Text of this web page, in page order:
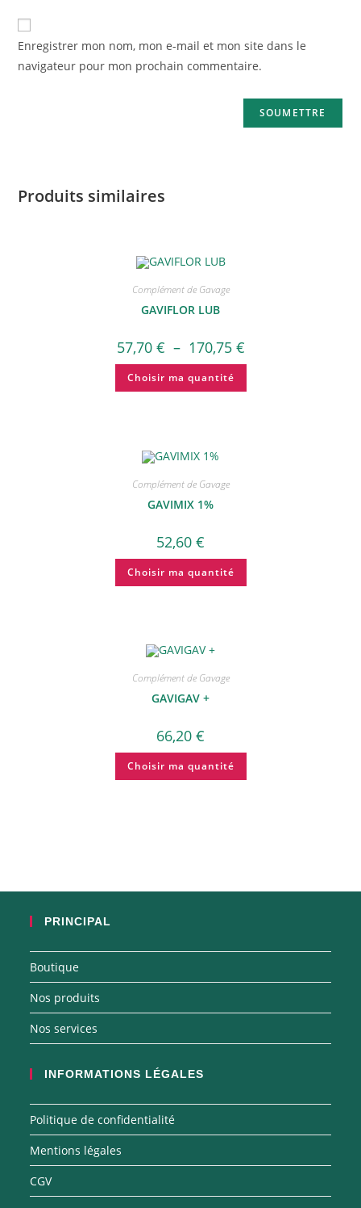
Enregistrer mon nom, mon e-mail et mon site dans le
navigateur pour mon prochain commentaire.
Produits similaires
Complément de Gavage
GAVIFLOR LUB
57,70 € – 170,75 €
Choisir ma quantité
Complément de Gavage
GAVIMIX 1%
52,60 €
Choisir ma quantité
Complément de Gavage
GAVIGAV +
66,20 €
Choisir ma quantité
PRINCIPAL
Boutique
Nos produits
Nos services
INFORMATIONS LÉGALES
Politique de confidentialité
Mentions légales
CGV